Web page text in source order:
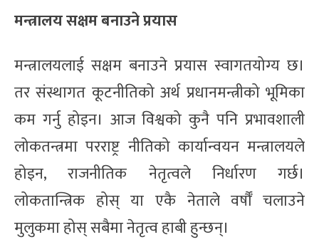
मन्त्रालय सक्षम बनाउने प्रयास
मन्त्रालयलाई सक्षम बनाउने प्रयास स्वागतयोग्य छ।
तर संस्थागत कूटनीतिको अर्थ प्रधानमन्त्रीको भूमिका
कम गर्नु होइन। आज विश्वको कुनै पनि प्रभावशाली
लोकतन्त्रमा परराष्ट्र नीतिको कार्यान्वयन मन्त्रालयले
होइन, राजनीतिक नेतृत्वले निर्धारण गर्छ।
लोकतान्त्रिक होस् या एकै नेताले वर्षौँ चलाउने
मुलुकमा होस् सबैमा नेतृत्व हाबी हुन्छन्।